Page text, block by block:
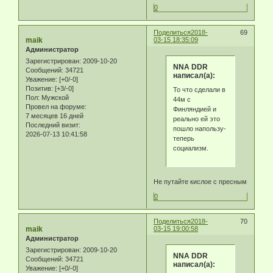
0
Поделиться 69
2018-
03-15 18:35:09
maik
Администратор
Зарегистрирован: 2009-10-20
Сообщений: 34721
Уважение: [+0/-0]
Позитив: [+3/-0]
Пол: Мужской
Провел на форуме:
7 месяцев 16 дней
Последний визит:
2026-07-13 10:41:58
NNA DDR
написал(а):
То что сделали в
44м с
Финляндией и
реально ей это
пошло напользу-
теперь
социализм.
Не путайте кислое с пресным
0
Поделиться 70
2018-
03-15 19:00:58
maik
Администратор
Зарегистрирован: 2009-10-20
Сообщений: 34721
Уважение: [+0/-0]
NNA DDR
написал(а):